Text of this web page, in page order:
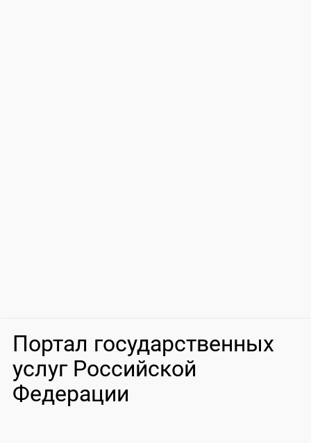
Портал государственных
услуг Российской
Федерации